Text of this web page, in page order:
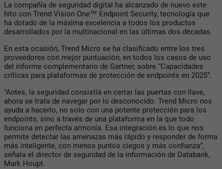
La compañía de seguridad digital ha alcanzado de nuevo este
hito con Trend Vision One™ Endpoint Security, tecnología que
ha dotado de la máxima excelencia a todos los productos
desarrollados por la multinacional en las últimas dos décadas.
En esta ocasión, Trend Micro se ha clasificado entre los tres
proveedores con mejor puntuación, en todos los casos de uso
del informe complementario de Gartner, sobre “Capacidades
críticas para plataformas de protección de endpoints en 2025”.
“Antes, la seguridad consistía en cerrar las puertas con llave,
ahora se trata de navegar por lo desconocido. Trend Micro nos
ayuda a hacerlo, no solo con una potente protección para los
endpoints, sino a través de una plataforma en la que todo
funciona en perfecta armonía. Esa integración es lo que nos
permite detectar las amenazas más rápido y responder de forma
más inteligente, con menos puntos ciegos y más confianza”,
señala el director de seguridad de la información de Databank,
Mark Houpt.